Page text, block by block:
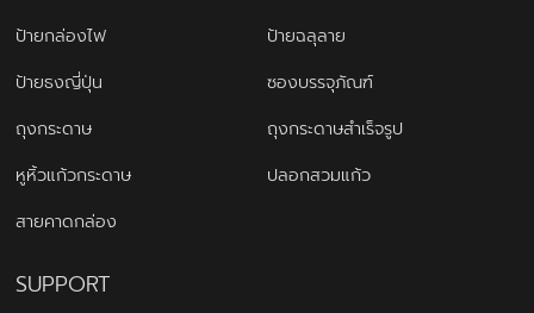
ป้ายกล่องไฟ
ป้ายฉลุลาย
ป้ายธงญี่ปุ่น
ซองบรรจุภัณฑ์
ถุงกระดาษ
ถุงกระดาษสำเร็จรูป
หูหิ้วแก้วกระดาษ
ปลอกสวมแก้ว
สายคาดกล่อง
SUPPORT